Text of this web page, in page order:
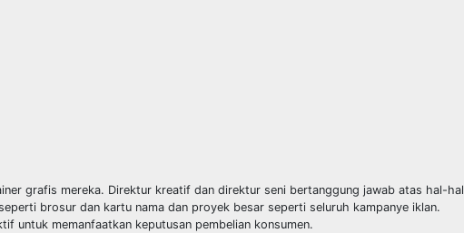
grafis mereka. Direktur kreatif dan direktur seni bertanggung jawab atas hal-hal
brosur dan kartu nama dan proyek besar seperti seluruh kampanye iklan.
untuk memanfaatkan keputusan pembelian konsumen.